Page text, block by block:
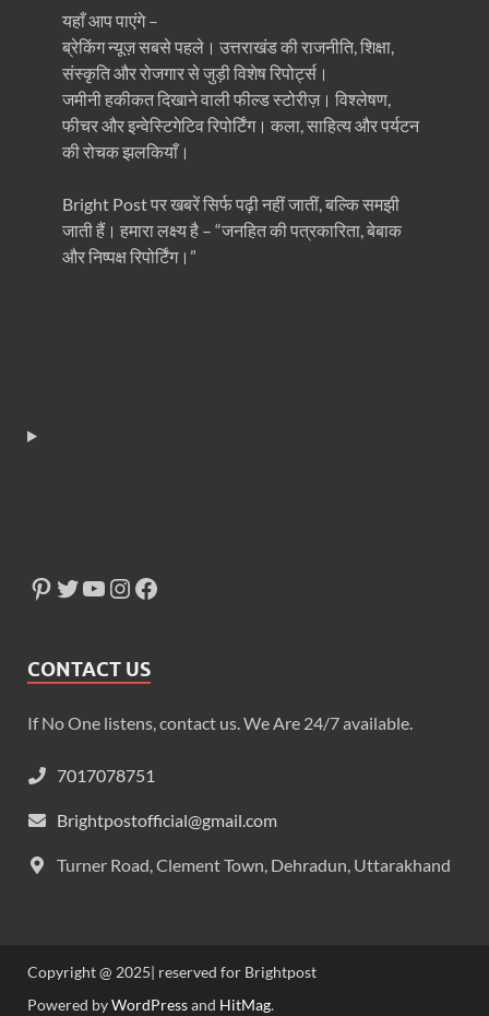
यहाँ आप पाएंगे –
ब्रेकिंग न्यूज़ सबसे पहले। उत्तराखंड की राजनीति, शिक्षा,
संस्कृति और रोजगार से जुड़ी विशेष रिपोर्ट्स।
जमीनी हकीकत दिखाने वाली फील्ड स्टोरीज़। विश्लेषण,
फीचर और इन्वेस्टिगेटिव रिपोर्टिंग। कला, साहित्य और पर्यटन
की रोचक झलकियाँ।
Bright Post पर खबरें सिर्फ पढ़ी नहीं जातीं, बल्कि समझी
जाती हैं। हमारा लक्ष्य है – “जनहित की पत्रकारिता, बेबाक
और निष्पक्ष रिपोर्टिंग।”
CONTACT US
If No One listens, contact us. We Are 24/7 available.
7017078751
Brightpostofficial@gmail.com
Turner Road, Clement Town, Dehradun, Uttarakhand
Copyright @ 2025| reserved for Brightpost
Powered byWordPressand HitMag.